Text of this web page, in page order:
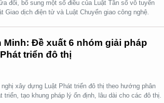
đổi, bổ sung một số điều của Luật Tần số vô tuyến
Giao dịch điện tử và Luật Chuyển giao công nghệ.
Minh: Đề xuất 6 nhóm giải pháp
triển đô thị
xây dựng Luật Phát triển đô thị theo hướng phân
triển, tạo khung pháp lý ổn định, lâu dài cho các đô thị.